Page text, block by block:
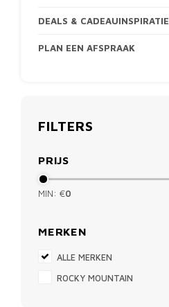
DEALS & CADEAUINSPIRATIE
PLAN EEN AFSPRAAK
FILTERS
PRIJS
MIN: €0
MERKEN
ALLE MERKEN
ROCKY MOUNTAIN